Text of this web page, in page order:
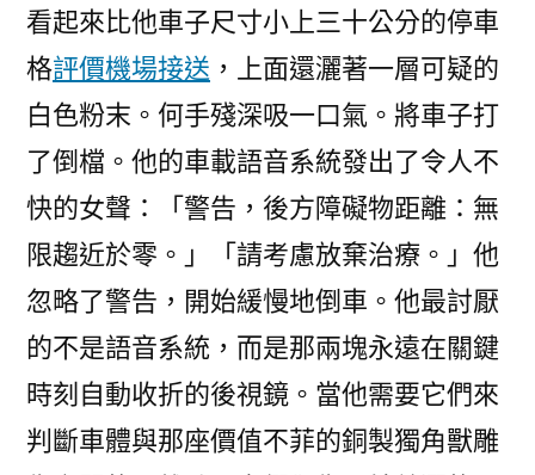
看起來比他車子尺寸小上三十公分的停車
格評價機場接送 ，上面還灑著一層可疑的
白色粉末。何手殘深吸一口氣。將車子打
了倒檔。他的車載語音系統發出了令人不
快的女聲：「警告，後方障礙物距離：無
限趨近於零。」「請考慮放棄治療。」他
忽略了警告，開始緩慢地倒車。他最討厭
的不是語音系統，而是那兩塊永遠在關鍵
時刻自動收折的後視鏡。當他需要它們來
判斷車體與那座價值不菲的銅製獨角獸雕